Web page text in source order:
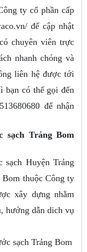
ty cổ phần cấp
để cập nhật
chuyên viên trực
nhanh chóng và
liên hệ được tới
bạn có thể gọi đến
để nhận
sạch Trảng Bom
Huyện Trảng
thuộc Công ty
xây dựng nhằm
hướng dẫn dich vụ
sạch Trảng Bom